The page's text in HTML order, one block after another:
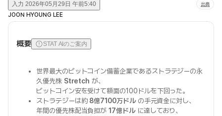
入力 2026年05月29日 午前5:40 出典
JOON HYOUNG LEE
概要 STAT AIのご案内
世界最大のビットコイン備蓄企業であるストラテジーの永
久優先株 Stretch が、
ビットコイン安を受けて額面の100ドルを下回った。
ストラテジーは約 8億7100万ドルの手元資金に対し、
年間の優先株配当負担が17億ドルに達しており、